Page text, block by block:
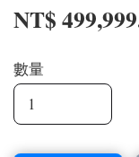
NT$
數量